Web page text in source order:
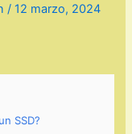
/12 marzo, 2024
SSD?